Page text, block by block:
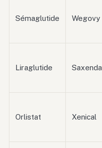
Sémaglutide Wegovy
Liraglutide Saxenda
Orlistat Xenical